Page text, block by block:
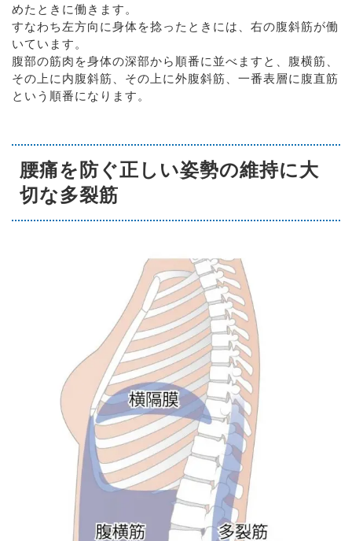
めたときに働きます。
すなわち左方向に身体を捻ったときには、右の腹斜筋が働
いています。
腹部の筋肉を身体の深部から順番に並べますと、腹横筋、
その上に内腹斜筋、その上に外腹斜筋、一番表層に腹直筋
という順番になります。
腰痛を防ぐ正しい姿勢の維持に大
切な多裂筋